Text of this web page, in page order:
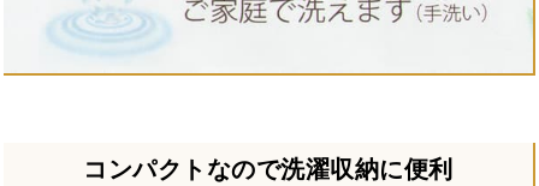
コンパクトなので洗濯収納に便利